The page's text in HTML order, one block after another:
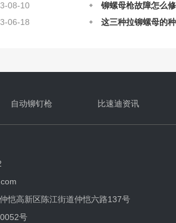
06-18
12-12
08-28
这三种拉铆螺母的
比速迪自动铆螺母
自动铆螺母枪应该
自动铆钉枪 比速迪资讯
恺高新区陈江街道仲恺六路137号
号